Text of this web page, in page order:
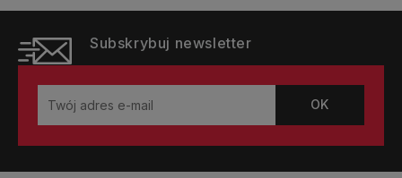
Subskrybuj newsletter